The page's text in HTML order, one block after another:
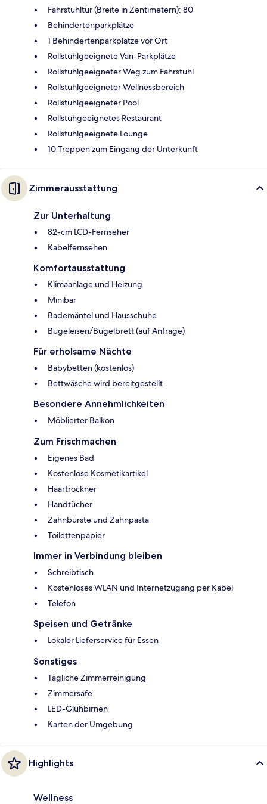
Fahrstuhltür (Breite in Zentimetern): 80
Behindertenparkplätze
1 Behindertenparkplätze vor Ort
Rollstuhlgeeignete Van-Parkplätze
Rollstuhlgeeigneter Weg zum Fahrstuhl
Rollstuhlgeeigneter Wellnessbereich
Rollstuhlgeeigneter Pool
Rollstuhgeeignetes Restaurant
Rollstuhlgeeignete Lounge
10 Treppen zum Eingang der Unterkunft
Zimmerausstattung
Zur Unterhaltung
82-cm LCD-Fernseher
Kabelfernsehen
Komfortausstattung
Klimaanlage und Heizung
Minibar
Bademäntel und Hausschuhe
Bügeleisen/Bügelbrett (auf Anfrage)
Für erholsame Nächte
Babybetten (kostenlos)
Bettwäsche wird bereitgestellt
Besondere Annehmlichkeiten
Möblierter Balkon
Zum Frischmachen
Eigenes Bad
Kostenlose Kosmetikartikel
Haartrockner
Handtücher
Zahnbürste und Zahnpasta
Toilettenpapier
Immer in Verbindung bleiben
Schreibtisch
Kostenloses WLAN und Internetzugang per Kabel
Telefon
Speisen und Getränke
Lokaler Lieferservice für Essen
Sonstiges
Tägliche Zimmerreinigung
Zimmersafe
LED-Glühbirnen
Karten der Umgebung
Highlights
Wellness